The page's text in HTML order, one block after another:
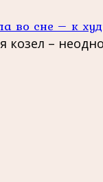
во сне – к
козел –